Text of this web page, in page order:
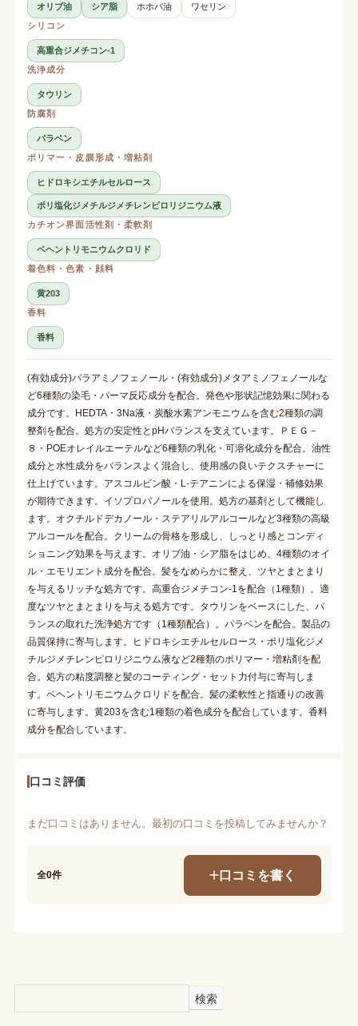
オリブ油 シア脂 ホホバ油
ワセリン
シリコン
高重合ジメチコン-1
洗浄成分
タウリン
防腐剤
パラベン
ポリマー・皮膜形成・増粘剤
ヒドロキシエチルセルロース
ポリ塩化ジメチルジメチレンピロリジニウム液
カチオン界面活性剤・柔軟剤
ベヘントリモニウムクロリド
着色料・色素・顔料
黄203
香料
香料
(有効成分)パラアミノフェノール・(有効成分)メタアミノフェノールな
ど6種類の染毛・パーマ反応成分を配合。発色や形状記憶効果に関わる
成分です。HEDTA・3Na液・炭酸水素アンモニウムを含む2種類の調
整剤を配合。処方の安定性とpHバランスを支えています。ＰＥＧ－
８・POEオレイルエーテルなど6種類の乳化・可溶化成分を配合。油性
成分と水性成分をバランスよく混合し、使用感の良いテクスチャーに
仕上げています。アスコルビン酸・L-テアニンによる保湿・補修効果
が期待できます。イソプロパノールを使用。処方の基剤として機能し
ます。オクチルドデカノール・ステアリルアルコールなど3種類の高級
アルコールを配合。クリームの骨格を形成し、しっとり感とコンディ
ショニング効果を与えます。オリブ油・シア脂をはじめ、4種類のオイ
ル・エモリエント成分を配合。髪をなめらかに整え、ツヤとまとまり
を与えるリッチな処方です。高重合ジメチコン-1を配合（1種類）。適
度なツヤとまとまりを与える処方です。タウリンをベースにした、バ
ランスの取れた洗浄処方です（1種類配合）。パラベンを配合。製品の
品質保持に寄与します。ヒドロキシエチルセルロース・ポリ塩化ジメ
チルジメチレンピロリジニウム液など2種類のポリマー・増粘剤を配
合。処方の粘度調整と髪のコーティング・セット力付与に寄与しま
す。ベヘントリモニウムクロリドを配合。髪の柔軟性と指通りの改善
に寄与します。黄203を含む1種類の着色成分を配合しています。香料
成分を配合しています。
口コミ評価
まだ口コミはありません。最初の口コミを投稿してみませんか？
全0件 口コミを書く
検索